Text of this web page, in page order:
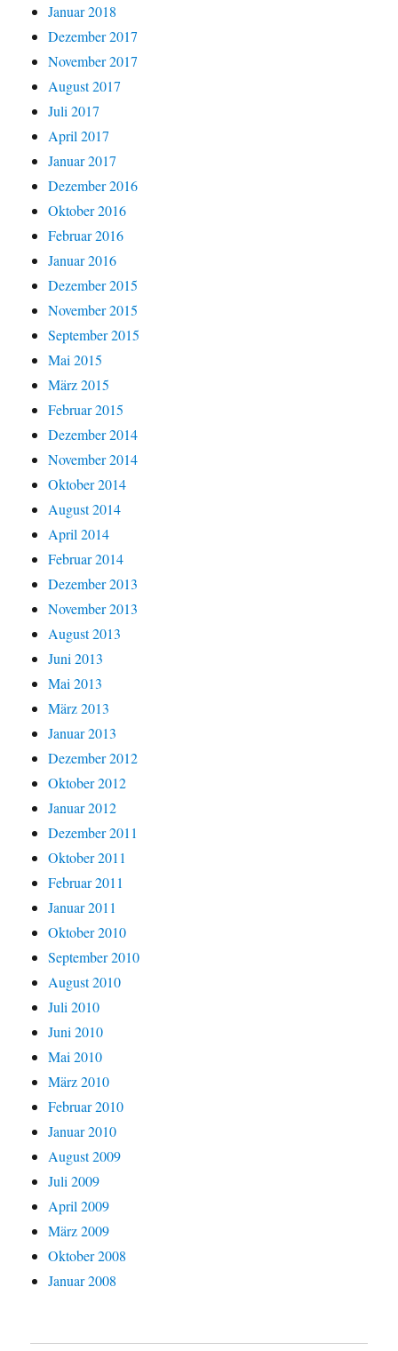
Januar 2018
Dezember 2017
November 2017
August 2017
Juli 2017
April 2017
Januar 2017
Dezember 2016
Oktober 2016
Februar 2016
Januar 2016
Dezember 2015
November 2015
September 2015
Mai 2015
März 2015
Februar 2015
Dezember 2014
November 2014
Oktober 2014
August 2014
April 2014
Februar 2014
Dezember 2013
November 2013
August 2013
Juni 2013
Mai 2013
März 2013
Januar 2013
Dezember 2012
Oktober 2012
Januar 2012
Dezember 2011
Oktober 2011
Februar 2011
Januar 2011
Oktober 2010
September 2010
August 2010
Juli 2010
Juni 2010
Mai 2010
März 2010
Februar 2010
Januar 2010
August 2009
Juli 2009
April 2009
März 2009
Oktober 2008
Januar 2008